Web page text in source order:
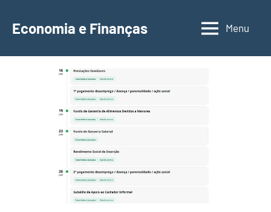
para
conteúdo
Economia e Finanças
Depósitos
Menu